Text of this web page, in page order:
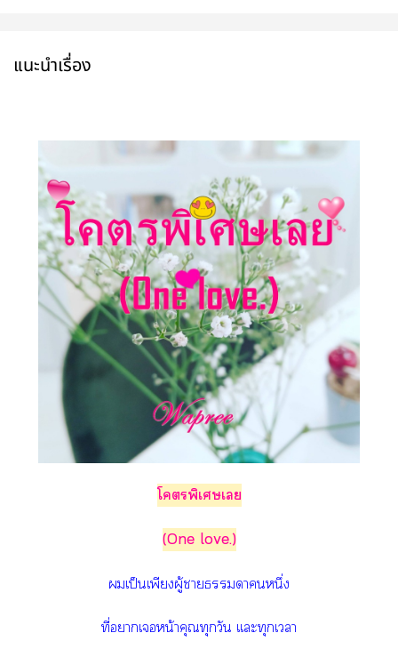
แนะนำเรื่อง
โพิเศษเ
(One love.)
เป็นเพียงผู้าาหนึ่ง
ที่าเหน้าคุณทุกวัน เเะทุกเา